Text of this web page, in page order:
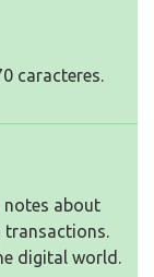
caracteres.
notes about
transactions.
digital world.